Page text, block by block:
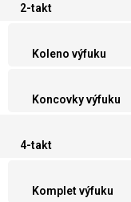
2-takt
Koleno výfuku
Koncovky výfuku
4-takt
Komplet výfuku